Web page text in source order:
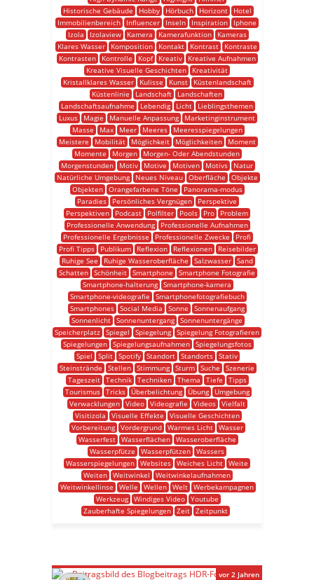
Historische Gebäude
Hobby Hörbuch Horizont
Hotel
Immobilienbereich
Influencer Inseln Inspiration
Iphone
Izola
Izolaview Kamera Kamerafunktion
Kameras
Klares Wasser
Komposition Kontakt Kontrast
Kontraste
Kontrasten
Kontrolle Kopf Kreativ
Kreative Aufnahmen
Kreative Visuelle Geschichten
Kreativität
Kristallklares Wasser
Kulisse Kunst
Küstenlandschaft
Küstenlinie
Landschaft
Landschaften
Landschaftsaufnahme
Lebendig Licht
Lieblingsthemen
Luxus
Magie Manuelle Anpassung
Marketinginstrument
Masse
Max Meer Meeres
Meeresspiegelungen
Meistere
Mobilität Möglichkeit Möglichkeiten
Moment
Momente
Morgen
Morgen- Oder Abendstunden
Morgenstunden
Motiv Motive Motiven Motivs
Natur
Natürliche Umgebung
Neues Niveau Oberfläche
Objekte
Objekten
Orangefarbene Töne
Panorama-modus
Paradies
Persönliches Vergnügen
Perspektive
Perspektiven
Podcast Polfilter Pools Pro
Problem
Professionelle Anwendung
Professionelle Aufnahmen
Professionelle Ergebnisse
Professionelle Zwecke
Profi
Profi Tipps
Publikum Reflexion Reflexionen
Reisebilder
Ruhige See
Ruhige Wasseroberfläche Salzwasser
Sand
Schatten Schönheit Smartphone
Smartphone Fotografie
Smartphone-halterung Smartphone-kamera
Smartphone-videografie
Smartphonefotografiebuch
Smartphones
Social Media Sonne
Sonnenaufgang
Sonnenlicht Sonnenuntergang Sonnenuntergänge
Speicherplatz Spiegel Spiegelung Spiegelung Fotografieren
Spiegelungen
Spiegelungsaufnahmen
Spiegelungsfotos
Spiel
Split Spotify Standort Standorts Stativ
Steinstrände
Stellen Stimmung Sturm Suche
Szenerie
Tageszeit
Technik Techniken Thema Tiefe
Tipps
Tourismus
Tricks Überbelichtung Übung
Umgebung
Verwacklungen
Video Videografie Videos
Vielfalt
Visitizola
Visuelle Effekte
Visuelle Geschichten
Vorbereitung
Vordergrund Warmes Licht
Wasser
Wasserfest
Wasserflächen
Wasseroberfläche
Wasserpfütze
Wasserpfützen Wassers
Wasserspiegelungen Websites Weiches Licht Weite
Weiten Weitwinkel
Weitwinkelaufnahmen
Weitwinkellinse
Welle Wellen Welt Werbekampagnen
Werkzeug
Windiges Video
Youtube
Zauberhafte Spiegelungen
Zeit Zeitpunkt
vor 2 Jahren